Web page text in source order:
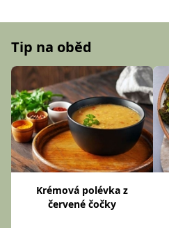
Tip na oběd
Krémová polévka z
červené čočky